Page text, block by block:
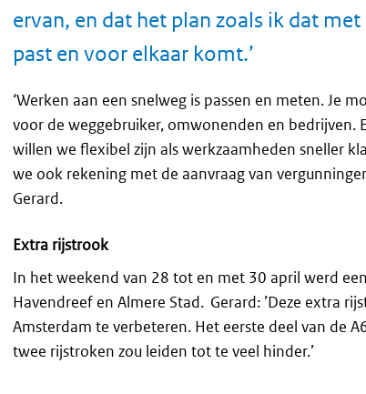
ervan, en dat het plan zoals ik dat
past en voor elkaar komt.’
‘Werken aan een snelweg is passen en meten. Je
voor de weggebruiker, omwonenden en bedrijven.
willen we flexibel zijn als werkzaamheden sneller
we ook rekening met de aanvraag van
Gerard.
Extra rijstrook
In het weekend van 28 tot en met 30 april werd
Havendreef en Almere Stad. Gerard: ’Deze extra
Amsterdam te verbeteren. Het eerste deel van de
twee rijstroken zou leiden tot te veel hinder.’